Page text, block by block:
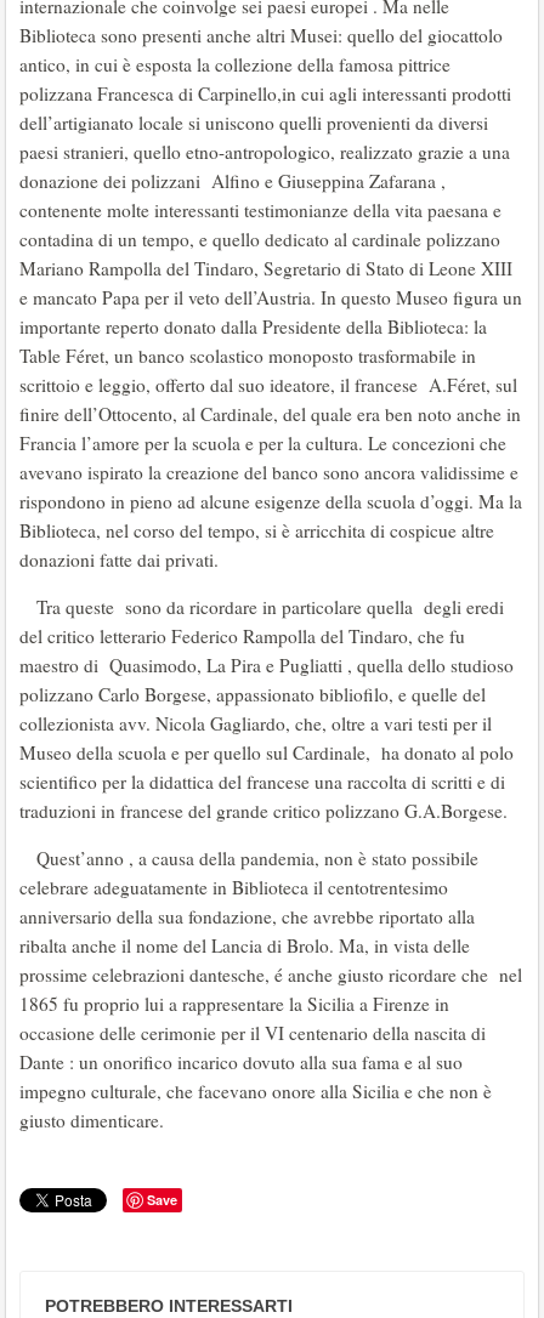
internazionale che coinvolge sei paesi europei . Ma nelle
Biblioteca sono presenti anche altri Musei: quello del giocattolo
antico, in cui è esposta la collezione della famosa pittrice
polizzana Francesca di Carpinello,in cui agli interessanti prodotti
dell’artigianato locale si uniscono quelli provenienti da diversi
paesi stranieri, quello etno-antropologico, realizzato grazie a una
donazione dei polizzani Alfino e Giuseppina Zafarana ,
contenente molte interessanti testimonianze della vita paesana e
contadina di un tempo, e quello dedicato al cardinale polizzano
Mariano Rampolla del Tindaro, Segretario di Stato di Leone XIII
e mancato Papa per il veto dell’Austria. In questo Museo figura un
importante reperto donato dalla Presidente della Biblioteca: la
Table Féret, un banco scolastico monoposto trasformabile in
scrittoio e leggio, offerto dal suo ideatore, il francese A.Féret, sul
finire dell’Ottocento, al Cardinale, del quale era ben noto anche in
Francia l’amore per la scuola e per la cultura. Le concezioni che
avevano ispirato la creazione del banco sono ancora validissime e
rispondono in pieno ad alcune esigenze della scuola d’oggi. Ma la
Biblioteca, nel corso del tempo, si è arricchita di cospicue altre
donazioni fatte dai privati.
Tra queste sono da ricordare in particolare quella degli eredi
del critico letterario Federico Rampolla del Tindaro, che fu
maestro di Quasimodo, La Pira e Pugliatti , quella dello studioso
polizzano Carlo Borgese, appassionato bibliofilo, e quelle del
collezionista avv. Nicola Gagliardo, che, oltre a vari testi per il
Museo della scuola e per quello sul Cardinale, ha donato al polo
scientifico per la didattica del francese una raccolta di scritti e di
traduzioni in francese del grande critico polizzano G.A.Borgese.
Quest’anno , a causa della pandemia, non è stato possibile
celebrare adeguatamente in Biblioteca il centotrentesimo
anniversario della sua fondazione, che avrebbe riportato alla
ribalta anche il nome del Lancia di Brolo. Ma, in vista delle
prossime celebrazioni dantesche, é anche giusto ricordare che nel
1865 fu proprio lui a rappresentare la Sicilia a Firenze in
occasione delle cerimonie per il VI centenario della nascita di
Dante : un onorifico incarico dovuto alla sua fama e al suo
impegno culturale, che facevano onore alla Sicilia e che non è
giusto dimenticare.
Save
POTREBBERO INTERESSARTI